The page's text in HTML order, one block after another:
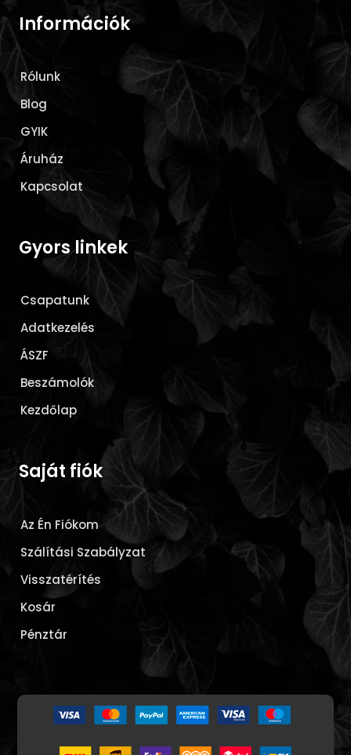
Információk
Rólunk
Blog
GYIK
Áruház
Kapcsolat
Gyors linkek
Csapatunk
Adatkezelés
ÁSZF
Beszámolók
Kezdőlap
Saját fiók
Az Én Fiókom
Szálítási Szabályzat
Visszatérítés
Kosár
Pénztár